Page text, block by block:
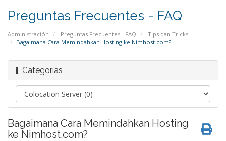
Preguntas Frecuentes - FAQ
Administración Preguntas Frecuentes - FAQ
Tips dan Tricks
​Bagaimana Cara Memindahkan Hosting ke Nimhost.com?
Categorías
​Bagaimana Cara Memindahkan Hosting
ke Nimhost.com?